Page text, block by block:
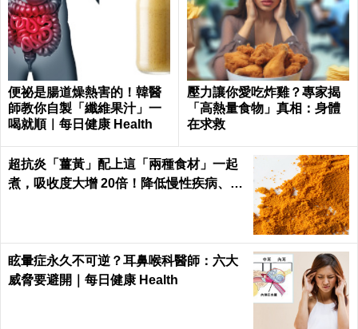
便祕是腸道燥熱害的！韓醫
師教你自製「纖維果汁」一
喝就順｜每日健康 Health
壓力讓你愛吃炸雞？專家揭
「高熱量食物」真相：身體
在求救
超抗炎「薑黃」配上這「兩種食材」一起
煮，吸收度大增 20倍！降低慢性疾病、癌
眩暈症永久不可逆？耳鼻喉科醫師：六大
威脅要避開｜每日健康 Health